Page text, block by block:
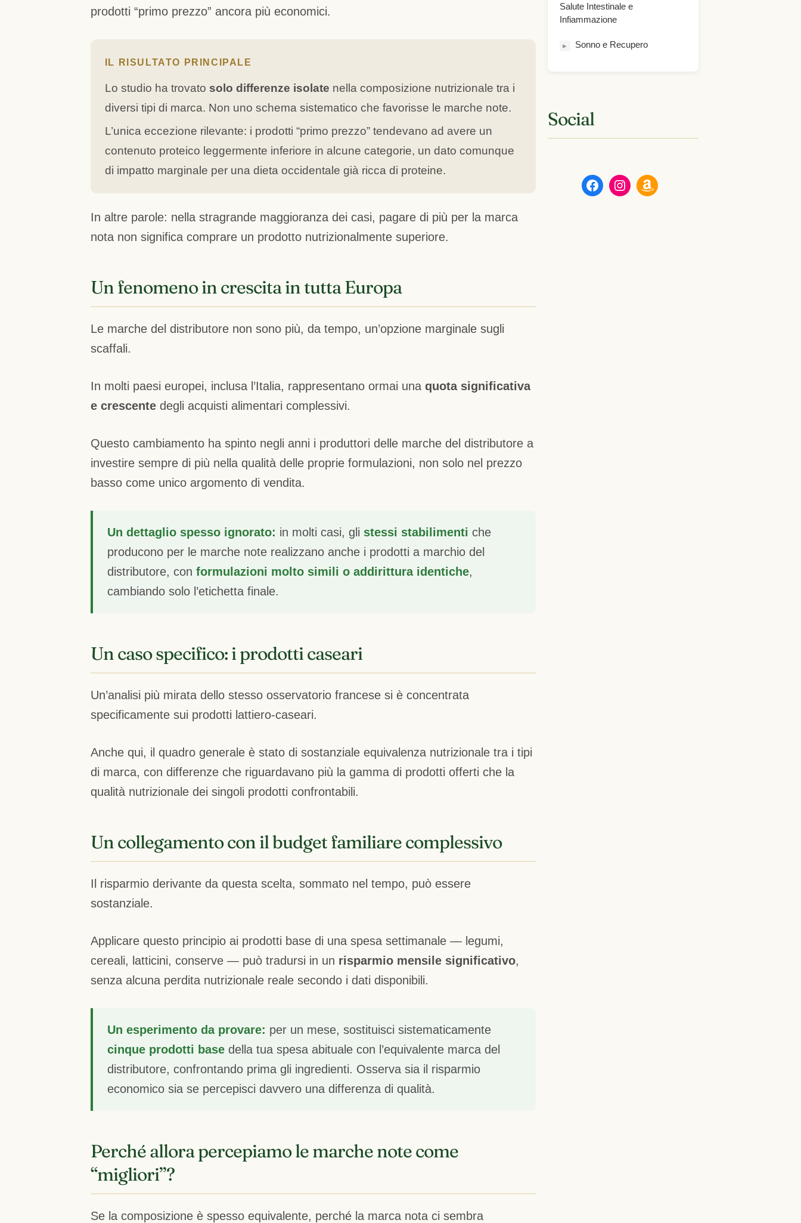
Salute Intestinale e
Infiammazione
▶ Sonno e Recupero
Social
prodotti “primo prezzo” ancora più economici.
IL RISULTATO PRINCIPALE
Lo studio ha trovato solo differenze isolate nella composizione nutrizionale tra i
diversi tipi di marca. Non uno schema sistematico che favorisse le marche note.
L’unica eccezione rilevante: i prodotti “primo prezzo” tendevano ad avere un
contenuto proteico leggermente inferiore in alcune categorie, un dato comunque
di impatto marginale per una dieta occidentale già ricca di proteine.
In altre parole: nella stragrande maggioranza dei casi, pagare di più per la marca
nota non significa comprare un prodotto nutrizionalmente superiore.
Un fenomeno in crescita in tutta Europa
Le marche del distributore non sono più, da tempo, un’opzione marginale sugli
scaffali.
In molti paesi europei, inclusa l’Italia, rappresentano ormai una quota significativa
e crescentedegli acquisti alimentari complessivi.
Questo cambiamento ha spinto negli anni i produttori delle marche del distributore a
investire sempre di più nella qualità delle proprie formulazioni, non solo nel prezzo
basso come unico argomento di vendita.
Un dettaglio spesso ignorato: in molti casi, gli stessi stabilimenti che
producono per le marche note realizzano anche i prodotti a marchio del
distributore, con formulazioni molto simili o addirittura identiche,
cambiando solo l’etichetta finale.
Un caso specifico: i prodotti caseari
Un’analisi più mirata dello stesso osservatorio francese si è concentrata
specificamente sui prodotti lattiero-caseari.
Anche qui, il quadro generale è stato di sostanziale equivalenza nutrizionale tra i tipi
di marca, con differenze che riguardavano più la gamma di prodotti offerti che la
qualità nutrizionale dei singoli prodotti confrontabili.
Un collegamento con il budget familiare complessivo
Il risparmio derivante da questa scelta, sommato nel tempo, può essere
sostanziale.
Applicare questo principio ai prodotti base di una spesa settimanale — legumi,
cereali, latticini, conserve — può tradursi in un risparmio mensile significativo,
senza alcuna perdita nutrizionale reale secondo i dati disponibili.
Un esperimento da provare: per un mese, sostituisci sistematicamente
cinque prodotti basedella tua spesa abituale con l’equivalente marca del
distributore, confrontando prima gli ingredienti. Osserva sia il risparmio
economico sia se percepisci davvero una differenza di qualità.
Perché allora percepiamo le marche note come
“migliori”?
Se la composizione è spesso equivalente, perché la marca nota ci sembra